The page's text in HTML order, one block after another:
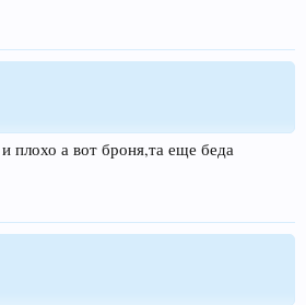
плохо а вот броня,та еще беда